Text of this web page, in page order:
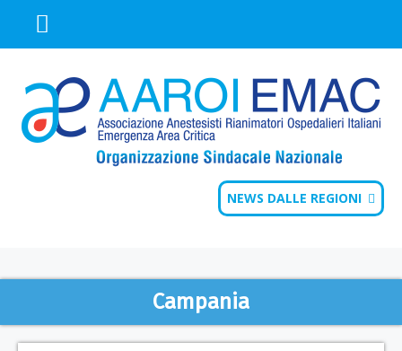
NEWS DALLE REGIONI
Campania